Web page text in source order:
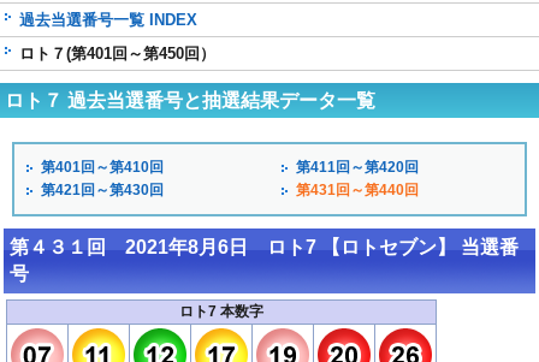
過去当選番号一覧 INDEX
ロト７(第401回～第450回）
ロト７ 過去当選番号と抽選結果データ一覧
第401回～第410回
第411回～第420回
第421回～第430回
第431回～第440回
第４３１回 2021年8月6日 ロト7 【ロトセブン】 当選番
号
ロト7 本数字